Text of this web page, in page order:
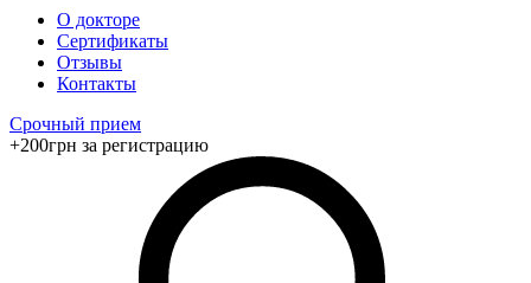
О докторе
Сертификаты
Отзывы
Контакты
Срочный прием
+200грн за регистрацию